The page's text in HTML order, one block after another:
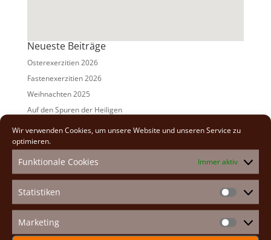
Wir verwenden Cookies, um unsere Website und unseren Service zu
optimieren.
Funktionale Cookies Immer aktiv
Statistiken
Marketing Marketing
Neueste Beiträge
Osterexerzitien 2026
Fastenexerzitien 2026
Weihnachten 2025
Auf den Spuren der Heiligen
Adventexerzitien 2025
2026(2)
2025(7)
2024(5)
2023(13)
2022(9)